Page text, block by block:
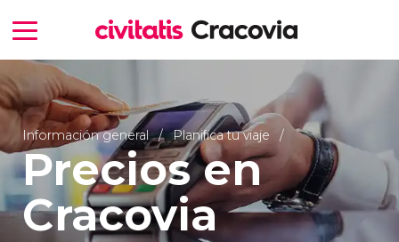
Información general Planifica tu viaje
Precios en
Cracovia